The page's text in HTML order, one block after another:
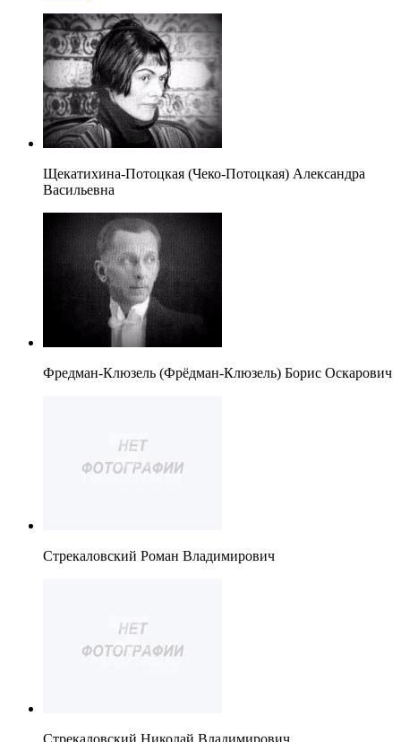
Щекатихина-Потоцкая (Чеко-Потоцкая) Александра
Васильевна
Фредман-Клюзель (Фрёдман-Клюзель) Борис Оскарович
Стрекаловский Роман Владимирович